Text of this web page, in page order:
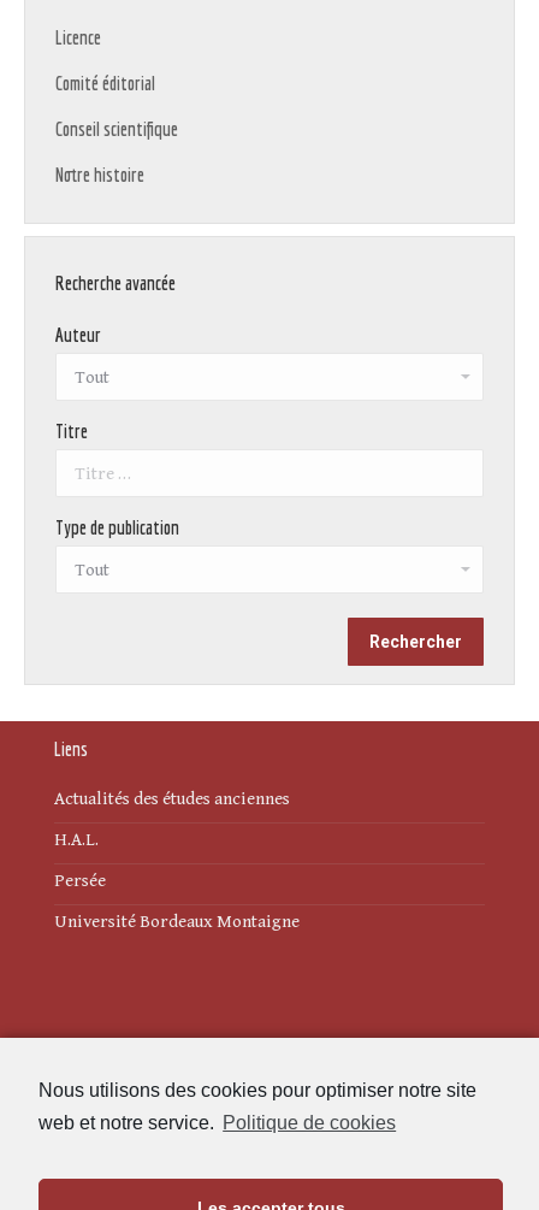
Nous utilisons des cookies pour optimiser notre site
web et notre service. Politique de cookies
Licence
Comité éditorial
Conseil scientifique
Notre histoire
Recherche avancée
Auteur
Titre
Type de publication
Liens
Actualités des études anciennes
H.A.L.
Persée
Université Bordeaux Montaigne
Politique de cookies (UE)